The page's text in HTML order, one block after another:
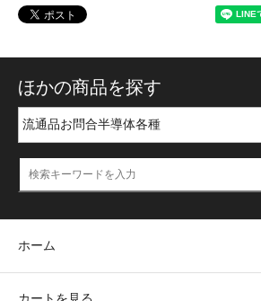
ほかの商品を探す
ホーム